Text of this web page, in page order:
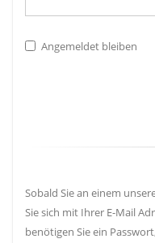
Angemeldet bleiben
Sobald Sie an einem
Sie sich mit Ihrer E-Mail
benötigen Sie ein